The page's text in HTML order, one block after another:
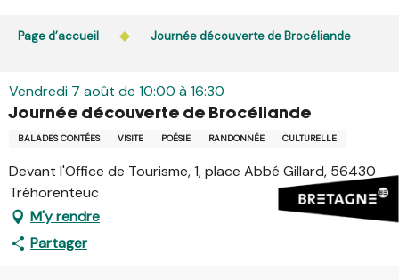
est interdit chaque jour de 21h à 5h en Ille-et-Vilaine et
En savoir plus
Page d’accueil Journée découverte de Brocéliande
Vendredi 7 août de 10:00 à 16:30
Journée découverte de Brocéliande
BALADES CONTÉES VISITE POÉSIE RANDONNÉE CULTURELLE
Devant l'Office de Tourisme, 1, place Abbé Gillard, 56430
Tréhorenteuc
M'y rendre
Partager